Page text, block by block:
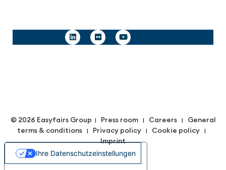
© 2026 Easyfairs Group | Press room| Careers| General
terms & conditions | Privacy policy | Cookie policy |
Imprint
Ihre Datenschutzeinstellungen